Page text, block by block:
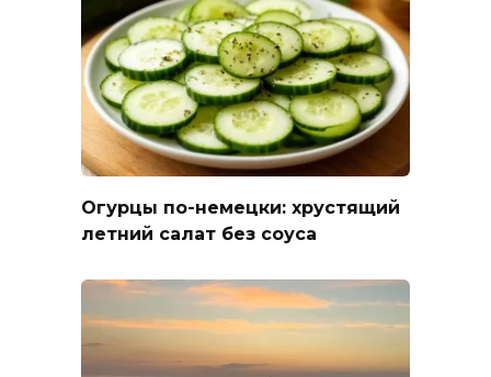
Огурцы по-немецки: хрустящий
летний салат без соуса